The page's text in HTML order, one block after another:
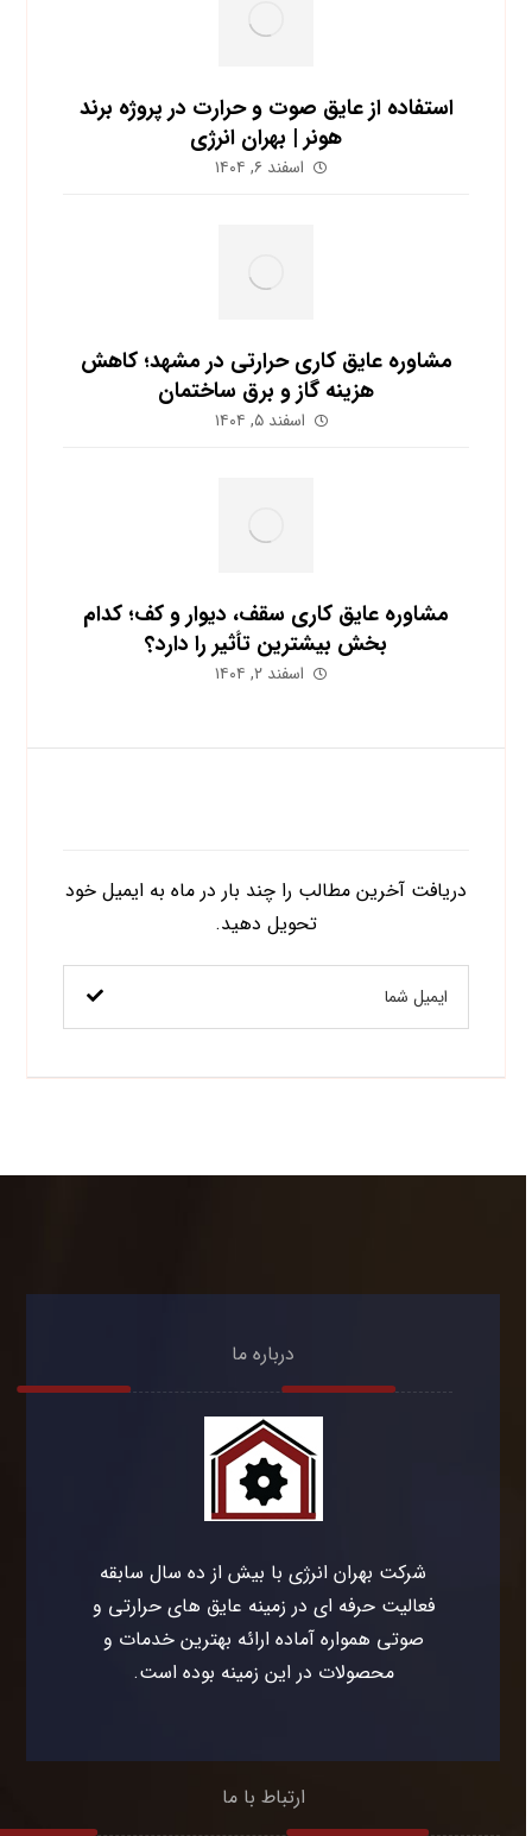
استفاده از عایق صوت و حرارت در پروژه برند
هونر | بهران انرژی
اسفند ۶, ۱۴۰۴
مشاوره عایق کاری حرارتی در مشهد؛ کاهش
هزینه گاز و برق ساختمان
اسفند ۵, ۱۴۰۴
مشاوره عایق کاری سقف، دیوار و کف؛ کدام
بخش بیشترین تأثیر را دارد؟
اسفند ۲, ۱۴۰۴
دریافت آخرین مطالب را چند بار در ماه به ایمیل خود
تحویل دهید.
درباره ما
شرکت بهران انرژی با بیش از ده سال سابقه
فعالیت حرفه ای در زمینه عایق های حرارتی و
صوتی همواره آماده ارائه بهترین خدمات و
محصولات در این زمینه بوده است.
ارتباط با ما